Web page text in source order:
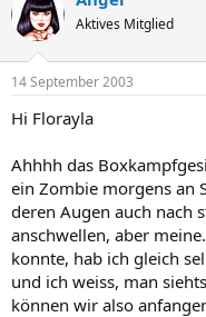
Aktives Mitglied
14 September 2003
Hi Florayla
Ahhhh das
ein Zombie morgens an
deren Augen auch nach
anschwellen, aber
konnte, hab ich gleich
und ich weiss, man
können wir also